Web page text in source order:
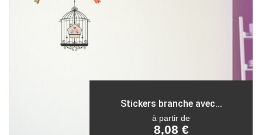
Stickers branche avec...
à partir de
8,08 €